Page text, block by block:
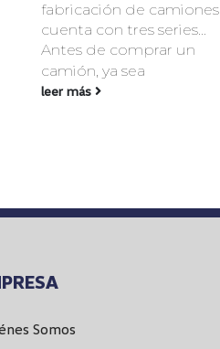
fabricación de camiones
cuenta con tres series…
Antes de comprar un
camión, ya sea
leer más
Somos